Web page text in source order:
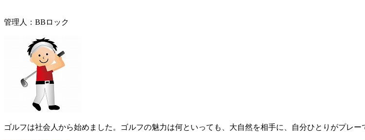
管理人：BBロック
ゴルフは社会人から始めました。ゴルフの魅力は何といっても、大自然を相手に、自分ひとりがプレ